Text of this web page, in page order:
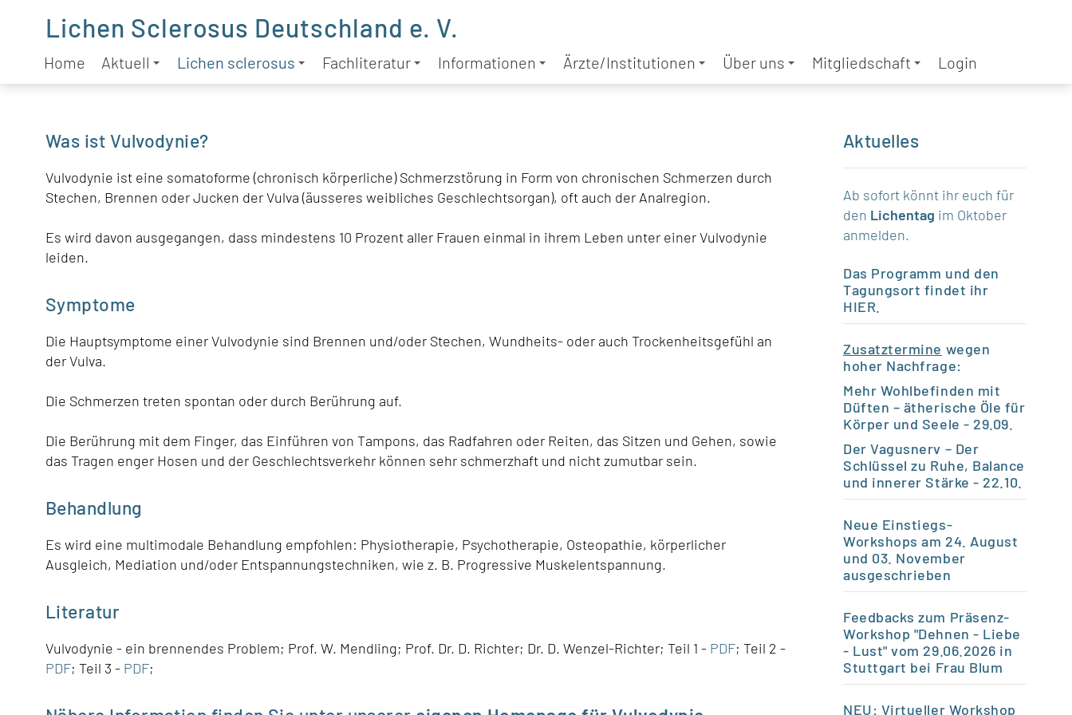
Lichen Sclerosus Deutschland e. V.
Home Aktuell Lichen sclerosus Fachliteratur Informationen Ärzte/Institutionen Über uns Mitgliedschaft Login
Aktuelles
Ab sofort könnt ihr euch für
den Lichentag im Oktober
anmelden.
Das Programm und den
Tagungsort findet ihr
HIER
Zusatztermine wegen
hoher Nachfrage:
Mehr Wohlbefinden mit
Düften – ätherische Öle für
Körper und Seele - 29.09.
Der Vagusnerv – Der
Schlüssel zu Ruhe, Balance
und innerer Stärke - 22.10.
Neue Einstiegs-
Workshops am 24. August
und 03. November
ausgeschrieben
Feedbacks zum Präsenz-
Workshop "Dehnen - Liebe
- Lust" vom 29.06.2026 in
Stuttgart bei Frau Blum
NEU: Virtueller Workshop
Was ist Vulvodynie?
Vulvodynie ist eine somatoforme (chronisch körperliche) Schmerzstörung in Form von chronischen Schmerzen durch
Stechen, Brennen oder Jucken der Vulva (äusseres weibliches Geschlechtsorgan), oft auch der Analregion.
Es wird davon ausgegangen, dass mindestens 10 Prozent aller Frauen einmal in ihrem Leben unter einer Vulvodynie
leiden.
Symptome
Die Hauptsymptome einer Vulvodynie sind Brennen und/oder Stechen, Wundheits- oder auch Trockenheitsgefühl an
der Vulva.
Die Schmerzen treten spontan oder durch Berührung auf.
Die Berührung mit dem Finger, das Einführen von Tampons, das Radfahren oder Reiten, das Sitzen und Gehen, sowie
das Tragen enger Hosen und der Geschlechtsverkehr können sehr schmerzhaft und nicht zumutbar sein.
Behandlung
Es wird eine multimodale Behandlung empfohlen: Physiotherapie, Psychotherapie, Osteopathie, körperlicher
Ausgleich, Mediation und/oder Entspannungstechniken, wie z. B. Progressive Muskelentspannung.
Literatur
Vulvodynie - ein brennendes Problem; Prof. W. Mendling; Prof. Dr. D. Richter; Dr. D. Wenzel-Richter; Teil 1 - PDF; Teil 2 -
PDF; Teil 3 - PDF;